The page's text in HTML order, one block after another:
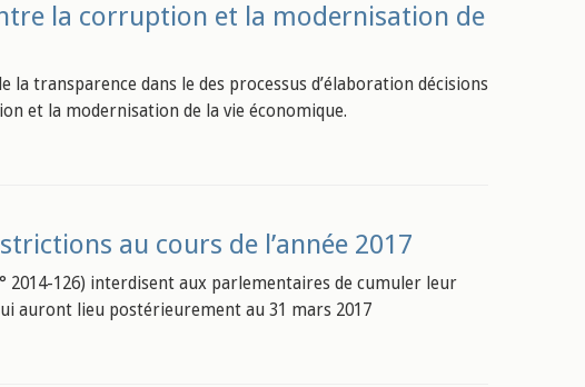
la corruption et la modernisation de
transparence dans le des processus d’élaboration décisions
et la modernisation de la vie économique.
au cours de l’année 2017
2014-126) interdisent aux parlementaires de cumuler leur
auront lieu postérieurement au 31 mars 2017